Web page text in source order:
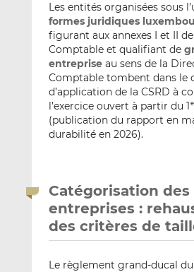
Les entités organisées sous
formes juridiques
figurant aux annexes I et II
Comptable et qualifiant de
entrepriseau sens de la
Comptable tombent dans le
d’application de la CSRD à
l’exercice ouvert à partir du 1
(publication du rapport en
durabilité en 2026).
Catégorisation des
entreprises :
des critères de
Le règlement grand-ducal